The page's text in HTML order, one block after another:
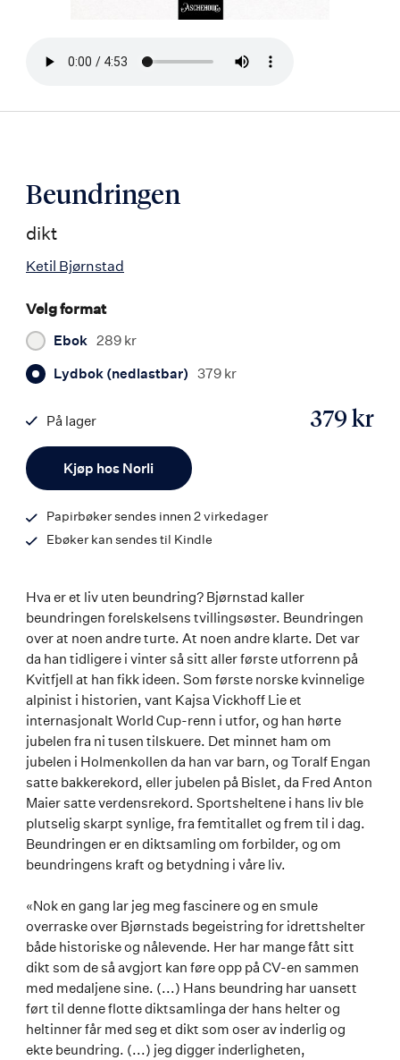
Bla
Beundringen
dikt
Ketil Bjørnstad
Velg format
Ebok 289 kr
Lydbok (nedlastbar) 379 kr
Kjøp hos Norli
379 kr
På lager
9788203450624
Papirbøker sendes innen 2 virkedager
Ebøker kan sendes til Kindle
Hva er et liv uten beundring? Bjørnstad kaller
beundringen forelskelsens tvillingsøster. Beundringen
over at noen andre turte. At noen andre klarte. Det var
da han tidligere i vinter så sitt aller første utforrenn på
Kvitfjell at han fikk ideen. Som første norske kvinnelige
alpinist i historien, vant Kajsa Vickhoff Lie et
internasjonalt World Cup-renn i utfor, og han hørte
jubelen fra ni tusen tilskuere. Det minnet ham om
jubelen i Holmenkollen da han var barn, og Toralf Engan
satte bakkerekord, eller jubelen på Bislet, da Fred Anton
Maier satte verdensrekord. Sportsheltene i hans liv ble
plutselig skarpt synlige, fra femtitallet og frem til i dag.
Beundringen er en diktsamling om forbilder, og om
beundringens kraft og betydning i våre liv.
«Nok en gang lar jeg meg fascinere og en smule
overraske over Bjørnstads begeistring for idrettshelter
både historiske og nålevende. Her har mange fått sitt
dikt som de så avgjort kan føre opp på CV-en sammen
med medaljene sine. (...) Hans beundring har uansett
ført til denne flotte diktsamlinga der hans helter og
heltinner får med seg et dikt som oser av inderlig og
ekte beundring. (...) jeg digger inderligheten,